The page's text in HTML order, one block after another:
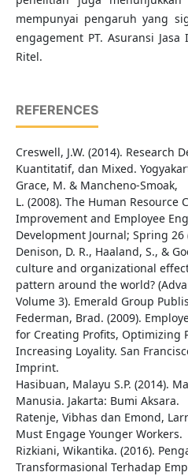
mempunyai pengaruh yang
engagement PT. Asuransi
Ritel.
REFERENCES
Creswell, J.W. (2014). Research
Kuantitatif, dan Mixed.
Grace, M. & Mancheno-Smoak,
L. (2008). The Human Resource
Improvement and Employee
Development Journal; Spring 26
Denison, D. R., Haaland, S., &
culture and organizational
pattern around the world?
Volume 3). Emerald Group
Federman, Brad. (2009).
for Creating Profits, Optimizing
Increasing Loyality. San
Imprint.
Hasibuan, Malayu S.P. (2014).
Manusia. Jakarta: Bumi Aksara.
Ratenje, Vibhas dan Emond,
Must Engage Younger Workers.
Rizkiani, Wikantika. (2016).
Transformasional Terhadap